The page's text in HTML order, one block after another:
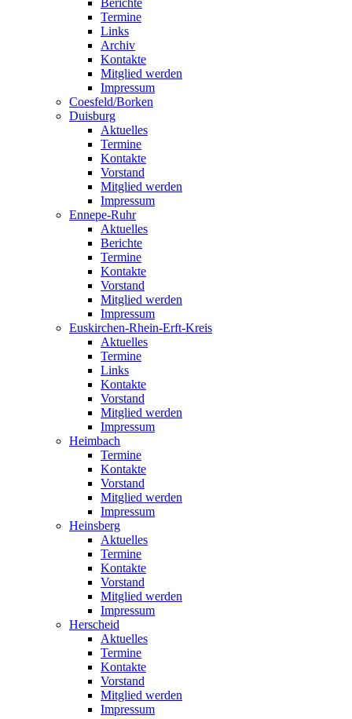
Berichte
Termine
Links
Archiv
Kontakte
Mitglied werden
Impressum
Coesfeld/Borken
Duisburg
Aktuelles
Termine
Kontakte
Vorstand
Mitglied werden
Impressum
Ennepe-Ruhr
Aktuelles
Berichte
Termine
Kontakte
Vorstand
Mitglied werden
Impressum
Euskirchen-Rhein-Erft-Kreis
Aktuelles
Termine
Links
Kontakte
Vorstand
Mitglied werden
Impressum
Heimbach
Termine
Kontakte
Vorstand
Mitglied werden
Impressum
Heinsberg
Aktuelles
Termine
Kontakte
Vorstand
Mitglied werden
Impressum
Herscheid
Aktuelles
Termine
Kontakte
Vorstand
Mitglied werden
Impressum